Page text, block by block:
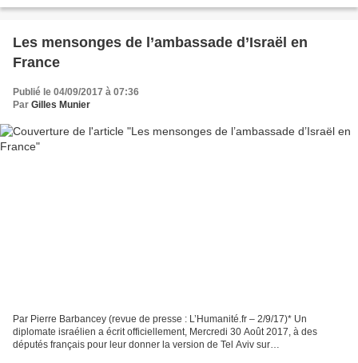
Les mensonges de l’ambassade d’Israël en
France
Publié le 04/09/2017 à 07:36
Par Gilles Munier
Par Pierre Barbancey (revue de presse : L’Humanité.fr – 2/9/17)* Un
diplomate israélien a écrit officiellement, Mercredi 30 Août 2017, à des
députés français pour leur donner la version de Tel Aviv sur